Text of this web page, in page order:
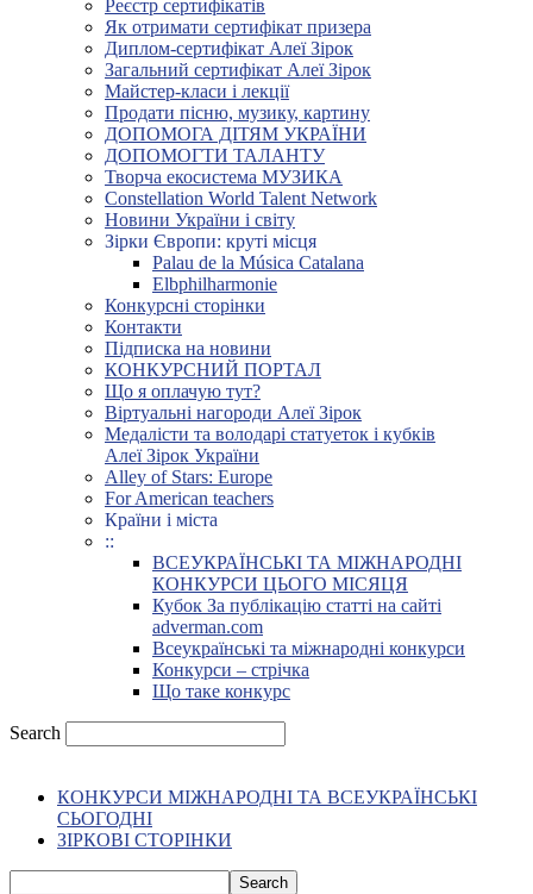
Реєстр сертифікатів
Як отримати сертифікат призера
Диплом-сертифікат Алеї Зірок
Загальний сертифікат Алеї Зірок
Майстер-класи і лекції
Продати пісню, музику, картину
ДОПОМОГА ДІТЯМ УКРАЇНИ
ДОПОМОГТИ ТАЛАНТУ
Творча екосистема МУЗИКА
Constellation World Talent Network
Новини України і світу
Зірки Європи: круті місця
Palau de la Música Catalana
Elbphilharmonie
Конкурсні сторінки
Контакти
Підписка на новини
КОНКУРСНИЙ ПОРТАЛ
Що я оплачую тут?
Віртуальні нагороди Алеї Зірок
Медалісти та володарі статуеток і кубків
Алеї Зірок України
Alley of Stars: Europe
For American teachers
Країни і міста
::
ВСЕУКРАЇНСЬКІ ТА МІЖНАРОДНІ
КОНКУРСИ ЦЬОГО МІСЯЦЯ
Кубок За публікацію статті на сайті
adverman.com
Всеукраїнські та міжнародні конкурси
Конкурси – стрічка
Що таке конкурс
Search
КОНКУРСИ МІЖНАРОДНІ ТА ВСЕУКРАЇНСЬКІ
СЬОГОДНІ
ЗІРКОВІ СТОРІНКИ